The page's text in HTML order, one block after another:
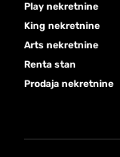
Play nekretnine
King nekretnine
Arts nekretnine
Renta stan
Prodaja nekretnine